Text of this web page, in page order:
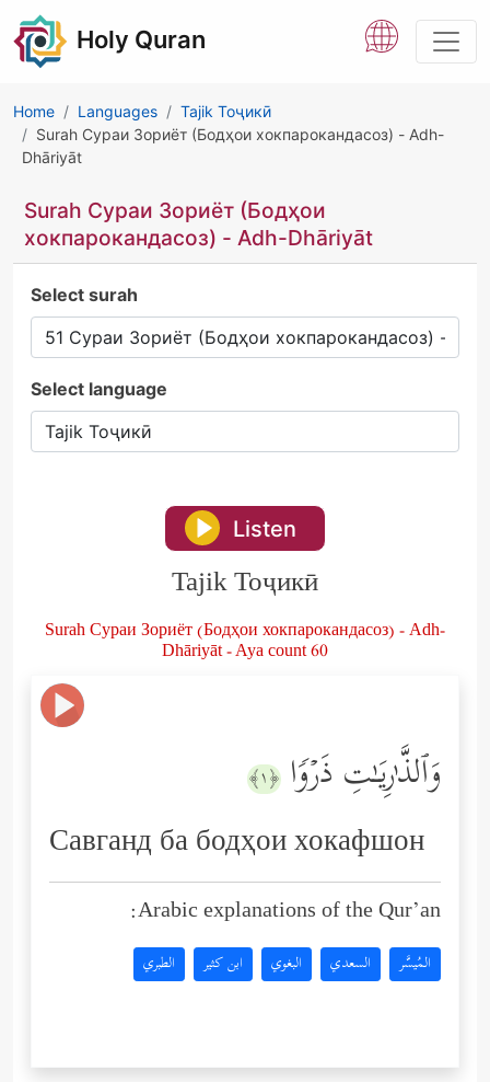
Holy Quran
Home Languages
Tajik Тоҷикӣ
Surah Сураи Зориёт (Бодҳои хокпарокандасоз) - Adh-
Dhāriyāt
Surah Сураи Зориёт (Бодҳои
хокпарокандасоз) - Adh-Dhāriyāt
Select surah
Select language
Listen
Tajik Тоҷикӣ
Surah Сураи Зориёт (Бодҳои хокпарокандасоз) - Adh-
Dhāriyāt - Aya count 60
وَٱلذَّ ٰ⁠رِیَـٰتِ ذَرۡوࣰا ﴿١﴾
Савганд ба бодҳои хокафшон
Arabic explanations of the Qur’an:
المُيسَّر السعدي البغوي ابن كثير الطبري